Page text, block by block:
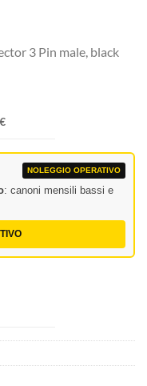
3 Pin male, black
NOLEGGIO OPERATIVO
: canoni mensili bassi e